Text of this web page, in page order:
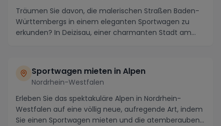
Träumen Sie davon, die malerischen Straßen Baden-
Württembergs in einem eleganten Sportwagen zu
erkunden? In Deizisau, einer charmanten Stadt am
Sportwagen mieten in Alpen
Nordrhein-Westfalen
Erleben Sie das spektakuläre Alpen in Nordrhein-
Westfalen auf eine völlig neue, aufregende Art, indem
Sie einen Sportwagen mieten und die atemberauben...